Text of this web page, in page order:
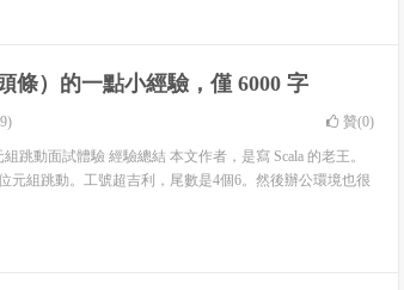
條）的一點小經驗，僅 6000 字
贊(0)
跳動面試體驗 經驗總結 本文作者，是寫 Scala 的老王。
元組跳動。工號超吉利，尾數是4個6。然後辦公環境也很